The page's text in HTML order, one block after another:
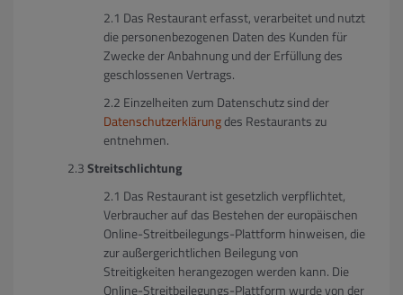
Das Restaurant erfasst, verarbeitet und nutzt
die personenbezogenen Daten des Kunden für
Zwecke der Anbahnung und der Erfüllung des
geschlossenen Vertrags.
Einzelheiten zum Datenschutz sind der
Datenschutzerklärungdes Restaurants zu
entnehmen.
Streitschlichtung
Das Restaurant ist gesetzlich verpflichtet,
Verbraucher auf das Bestehen der europäischen
Online-Streitbeilegungs-Plattform hinweisen, die
zur außergerichtlichen Beilegung von
Streitigkeiten herangezogen werden kann. Die
Online-Streitbeilegungs-Plattform wurde von der